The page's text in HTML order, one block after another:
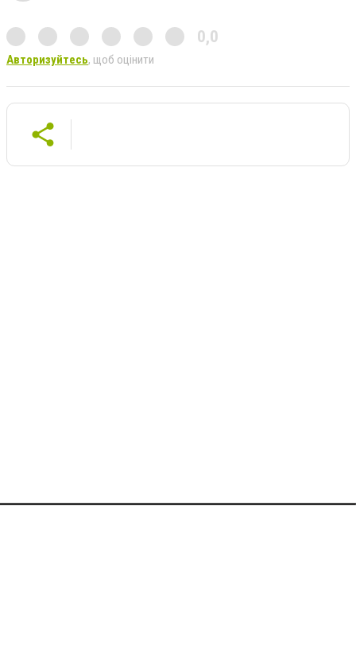
0,0
Авторизуйтесь, щоб оцінити